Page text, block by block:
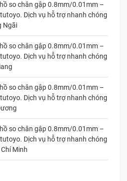
so chân gập 0.8mm/0.01mm –
Dịch vụ hỗ trợ nhanh chóng
Ngãi
so chân gập 0.8mm/0.01mm –
Dịch vụ hỗ trợ nhanh chóng
so chân gập 0.8mm/0.01mm –
Dịch vụ hỗ trợ nhanh chóng
so chân gập 0.8mm/0.01mm –
Dịch vụ hỗ trợ nhanh chóng
Minh